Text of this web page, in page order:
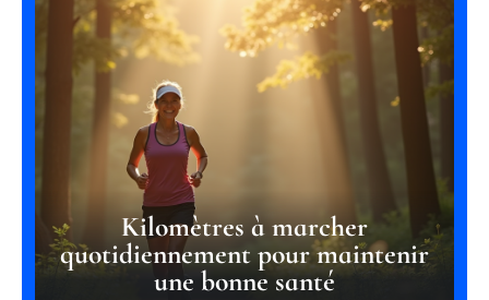
Kilomètres à marcher
quotidiennement pour maintenir
une bonne santé